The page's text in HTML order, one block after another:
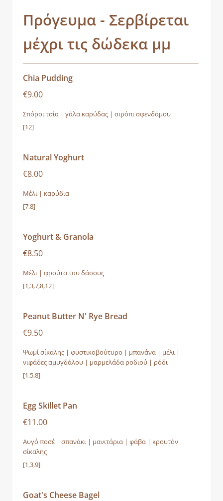
Πρόγευμα - Σερβίρεται
μέχρι τις δώδεκα μμ
Chia Pudding
€9.00
Σπόροι τσία | γάλα καρύδας | σιρόπι σφενδάμου
[12]
Natural Yoghurt
€8.00
Μέλι | καρύδια
[7,8]
Yoghurt & Granola
€8.50
Μέλι | φρούτα του δάσους
[1,3,7,8,12]
Peanut Butter N' Rye Bread
€9.50
Ψωμί σίκαλης | φυστικοβούτυρο | μπανάνα | μέλι |
νιφάδες αμυγδάλου | μαρμελάδα ροδιού | ρόδι
[1,5,8]
Egg Skillet Pan
€11.00
Αυγό ποσέ | σπανάκι | μανιτάρια | φάβα | κρουτόν
σίκαλης
[1,3,9]
Goat's Cheese Bagel